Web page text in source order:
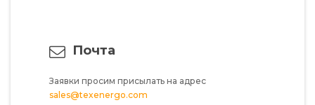
Почта
Заявки просим присылать на адрес
sales@texenergo.com